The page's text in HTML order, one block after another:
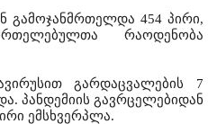
გამოჯანმრთელდა 454 პირი,
რაოდენობა
გარდაცვალების 7
პანდემიის გავრცელებიდან
ემსხვერპლა.